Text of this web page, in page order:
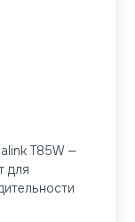
T85W —
для